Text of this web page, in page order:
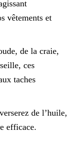
vêtements et
de la craie,
ces
taches
de l’huile,
efficace.